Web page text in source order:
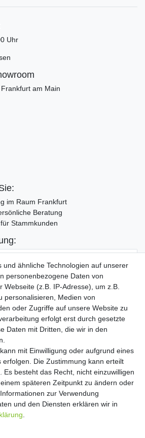
Uhr
am Main
im Raum Frankfurt
Beratung
Stammkunden
die Daten­schutz­erklärung
widerrufen.**
Abonnieren
** Hierbei handelt es sich um ein Pflichtfeld.
Widerrufs­formular Impressum
AGB Kontakt
und ähnliche Technologien auf unserer
personenbezogene Daten von
Webseite (z.B. IP-Adresse), um z.B.
personalisieren, Medien von
oder Zugriffe auf unsere Website zu
erfolgt erst durch gesetzte
Daten mit Dritten, die wir in den
mit Einwilligung oder aufgrund eines
erfolgen. Die Zustimmung kann erteilt
Es besteht das Recht, nicht einzuwilligen
späteren Zeitpunkt zu ändern oder
zur Verwendung
und den Diensten erklären wir in
| Alle Rechte vorbehalten. |